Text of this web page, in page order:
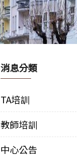
消息分類
TA培訓
教師培訓
中心公告